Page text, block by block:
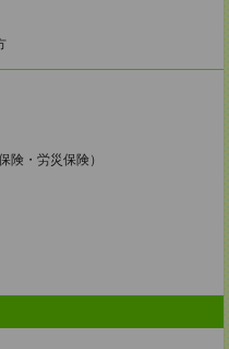
険・労災保険）